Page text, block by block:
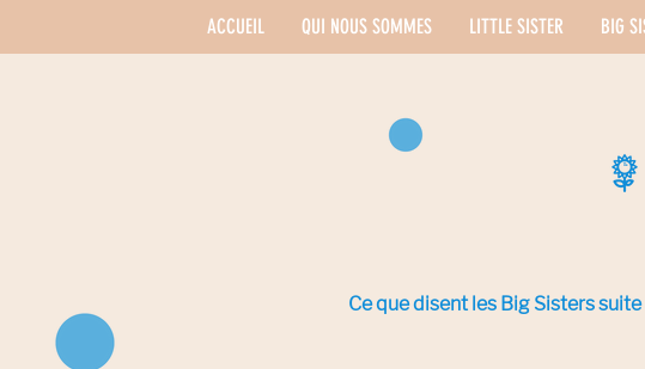
ACCUEIL QUI NOUS SOMMES LITTLE SISTER BIG
Ce que disent les Big Sisters